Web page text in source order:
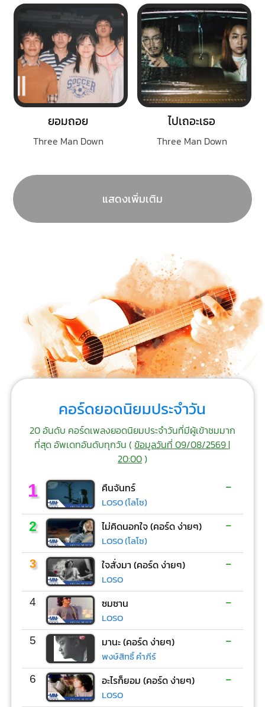
ยอมถอย
Three Man Down
ไปเถอะเธอ
Three Man Down
แสดงเพิ่มเติม
คอร์ดยอดนิยมประจำวัน
20 อันดับ คอร์ดเพลงยอดนิยมประจำวันที่มีผู้เข้าชมมาก
ที่สุด อัพเดทอันดับทุกวัน (ข้อมูลวันที่ 09/08/2569 |
20:00)
1 คืนจันทร์
LOSO (โลโซ)
-
2 ไม่คิดนอกใจ (คอร์ด ง่ายๆ)
LOSO (โลโซ)
-
3 ใจสั่งมา (คอร์ด ง่ายๆ)
LOSO
-
4 ซมซาน
LOSO
-
5 มานะ (คอร์ด ง่ายๆ)
พงษ์สิทธิ์ คำภีร์
-
6 อะไรก็ยอม (คอร์ด ง่ายๆ)
LOSO
-